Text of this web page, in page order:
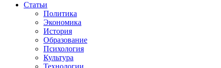
Статьи
Политика
Экономика
История
Образование
Психология
Культура
Технологии